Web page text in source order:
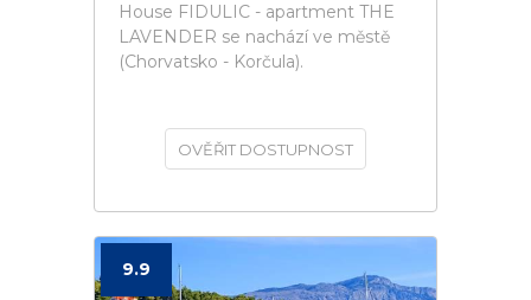
House FIDULIC - apartment THE
LAVENDER se nachází ve městě
(Chorvatsko - Korčula).
OVĚŘIT DOSTUPNOST
9.9